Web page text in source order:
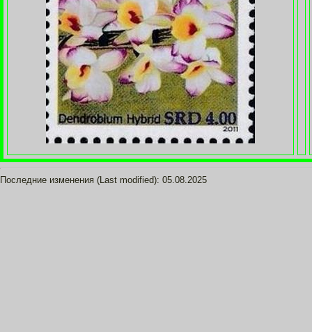
Последние изменения (Last modified): 05.08.2025